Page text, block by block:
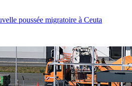
poussée migratoire à Ceuta